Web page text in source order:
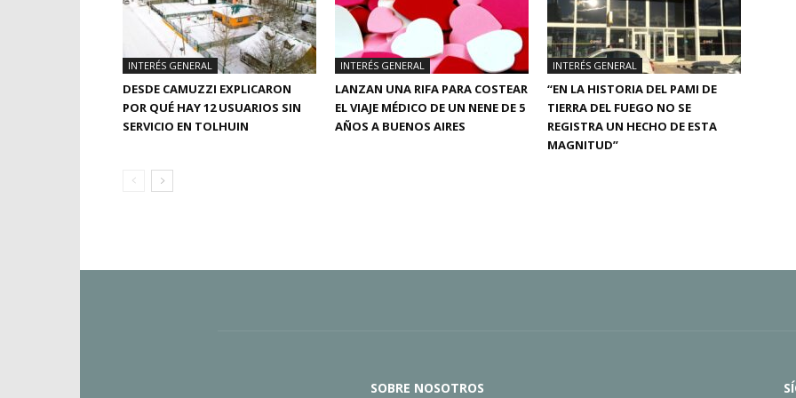
INTERÉS GENERAL
DESDE CAMUZZI EXPLICARON
POR QUÉ HAY 12 USUARIOS SIN
SERVICIO EN TOLHUIN
INTERÉS GENERAL
LANZAN UNA RIFA PARA COSTEAR
EL VIAJE MÉDICO DE UN NENE DE 5
AÑOS A BUENOS AIRES
INTERÉS GENERAL
“EN LA HISTORIA DEL PAMI DE
TIERRA DEL FUEGO NO SE
REGISTRA UN HECHO DE ESTA
MAGNITUD”
SOBRE NOSOTROS